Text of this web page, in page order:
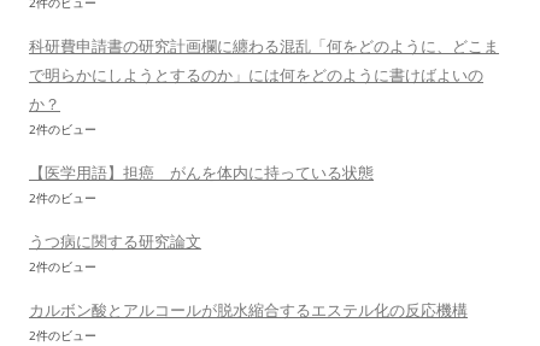
科研費申請書の研究計画欄に纏わる混乱「何をどのように、どこま
で明らかにしようとするのか」には何をどのように書けばよいの
か？
2件のビュー
【医学用語】担癌 がんを体内に持っている状態
2件のビュー
うつ病に関する研究論文
2件のビュー
カルボン酸とアルコールが脱水縮合するエステル化の反応機構
2件のビュー